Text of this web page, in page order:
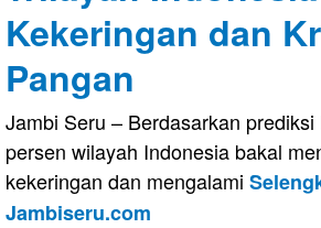
Kekeringan dan
Pangan
Jambi Seru – Berdasarkan prediksi
persen wilayah Indonesia bakal
kekeringan dan mengalami
Jambiseru.com